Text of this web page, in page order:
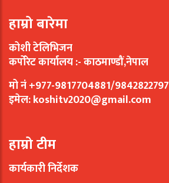
हाम्रो बारेमा
कोशी टेलिभिजन
कर्पोरेट कार्यालय :- काठमाण्डौं,नेपाल
मो नं +977-9817704881/9842822797
इमेल:koshitv2020@gmail.com
हाम्रो टीम
कार्यकारी निर्देशक